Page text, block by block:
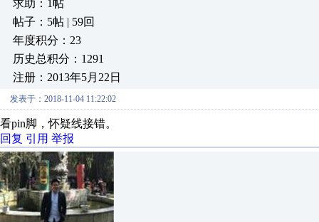
求助：1帖
帖子：5帖 | 59回
年度积分：23
历史总积分：1291
注册：2013年5月22日
发表于：2018-11-04 11:22:02
看pin脚，怀疑线接错。
回复 引用 举报